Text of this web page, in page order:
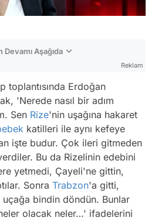
Devamı Aşağıda
Reklam
toplantısında Erdoğan
'Nerede nasıl bir adım
Sen Rize'nin uşağına hakaret
katilleri ile aynı kefeye
işte budur. Çok ileri gitmeden
Bu da Rizelinin edebini
yetmedi, Çayeli'ne gittin,
Sonra Trabzon'a gitti,
bindin döndün. Bunlar
olacak neler…' ifadelerini